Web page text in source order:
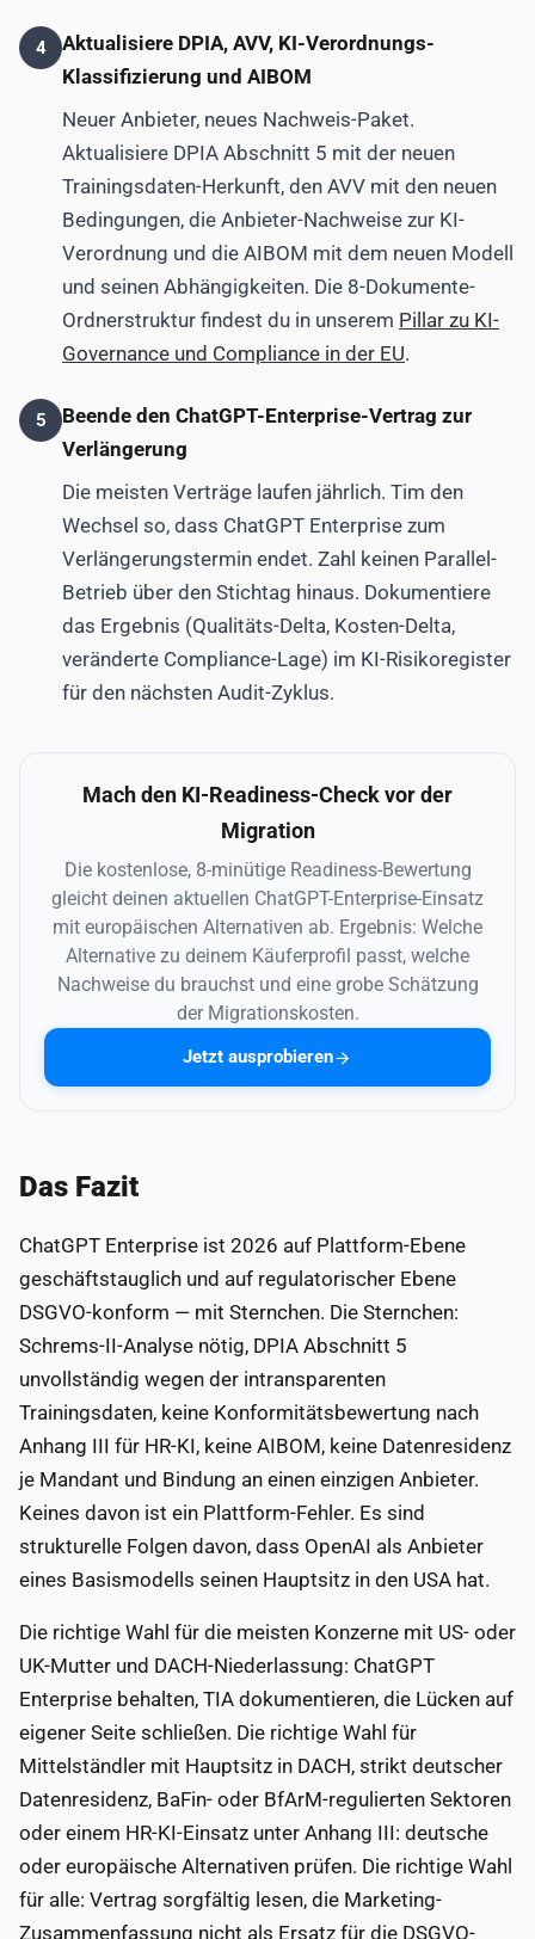
4
Aktualisiere DPIA, AVV, KI-Verordnungs-
Klassifizierung und AIBOM
Neuer Anbieter, neues Nachweis-Paket.
Aktualisiere DPIA Abschnitt 5 mit der neuen
Trainingsdaten-Herkunft, den AVV mit den neuen
Bedingungen, die Anbieter-Nachweise zur KI-
Verordnung und die AIBOM mit dem neuen Modell
und seinen Abhängigkeiten. Die 8-Dokumente-
Ordnerstruktur findest du in unserem Pillar zu KI-
Governance und Compliance in der EU.
5
Beende den ChatGPT-Enterprise-Vertrag zur
Verlängerung
Die meisten Verträge laufen jährlich. Tim den
Wechsel so, dass ChatGPT Enterprise zum
Verlängerungstermin endet. Zahl keinen Parallel-
Betrieb über den Stichtag hinaus. Dokumentiere
das Ergebnis (Qualitäts-Delta, Kosten-Delta,
veränderte Compliance-Lage) im KI-Risikoregister
für den nächsten Audit-Zyklus.
Mach den KI-Readiness-Check vor der
Migration
Die kostenlose, 8-minütige Readiness-Bewertung
gleicht deinen aktuellen ChatGPT-Enterprise-Einsatz
mit europäischen Alternativen ab. Ergebnis: Welche
Alternative zu deinem Käuferprofil passt, welche
Nachweise du brauchst und eine grobe Schätzung
der Migrationskosten.
Jetzt ausprobieren
Das Fazit
ChatGPT Enterprise ist 2026 auf Plattform-Ebene
geschäftstauglich und auf regulatorischer Ebene
DSGVO-konform — mit Sternchen. Die Sternchen:
Schrems-II-Analyse nötig, DPIA Abschnitt 5
unvollständig wegen der intransparenten
Trainingsdaten, keine Konformitätsbewertung nach
Anhang III für HR-KI, keine AIBOM, keine Datenresidenz
je Mandant und Bindung an einen einzigen Anbieter.
Keines davon ist ein Plattform-Fehler. Es sind
strukturelle Folgen davon, dass OpenAI als Anbieter
eines Basismodells seinen Hauptsitz in den USA hat.
Die richtige Wahl für die meisten Konzerne mit US- oder
UK-Mutter und DACH-Niederlassung: ChatGPT
Enterprise behalten, TIA dokumentieren, die Lücken auf
eigener Seite schließen. Die richtige Wahl für
Mittelständler mit Hauptsitz in DACH, strikt deutscher
Datenresidenz, BaFin- oder BfArM-regulierten Sektoren
oder einem HR-KI-Einsatz unter Anhang III: deutsche
oder europäische Alternativen prüfen. Die richtige Wahl
für alle: Vertrag sorgfältig lesen, die Marketing-
Zusammenfassung nicht als Ersatz für die DSGVO-